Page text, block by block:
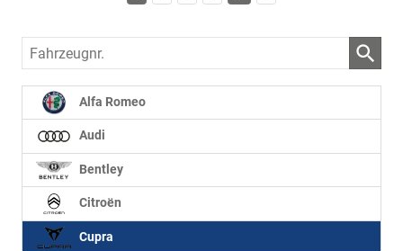
Fahrzeugnr.
Alfa Romeo
Audi
Bentley
Citroën
Cupra